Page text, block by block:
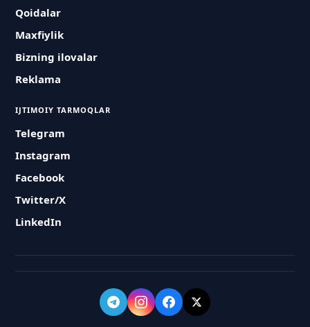
Qoidalar
Maxfiylik
Bizning ilovalar
Reklama
IJTIMOIY TARMOQLAR
Telegram
Instagram
Facebook
Twitter/X
LinkedIn